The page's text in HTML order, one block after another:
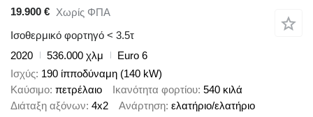
19.900 € Χωρίς ΦΠΑ
Ισοθερμικό φορτηγό < 3.5τ
2020
536.000 χλμ
Euro 6
Ισχύς 190 ίπποδύναμη (140 kW)
Καύσιμο πετρέλαιο Ικανότητα φορτίου 540 κιλά
Διάταξη αξόνων 4x2 Ανάρτηση ελατήριο/ελατήριο